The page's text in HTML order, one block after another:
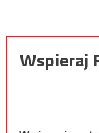
Wspieraj